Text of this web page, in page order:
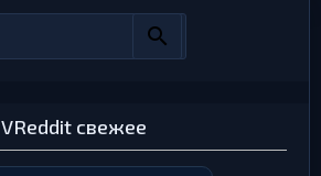
VReddit свежее